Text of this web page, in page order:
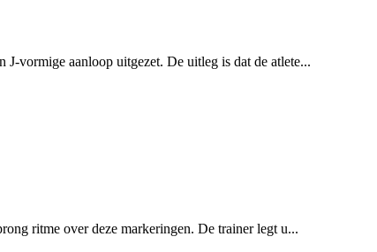
J-vormige aanloop uitgezet. De uitleg is dat de atlete...
ritme over deze markeringen. De trainer legt u...